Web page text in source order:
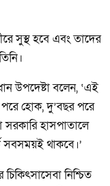
সুস্থ হবে এবং তাদের
উপদেষ্টা বলেন, ‘এই
হোক, দু’বছর পরে
হাসপাতালে
সবসময়ই থাকবে।’
নিশ্চিত